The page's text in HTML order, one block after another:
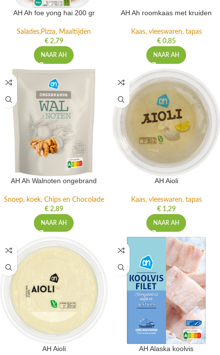
AH Ah foe yong hai 200 gr
Salades,Pizza, Maaltijden
€2,79
NAAR AH
AH Ah roomkaas met kruiden
Kaas, vleeswaren, tapas
€0,85
NAAR AH
AH Ah Walnoten ongebrand
Snoep, koek, Chips en Chocolade
€2,89
NAAR AH
AH Aioli
Kaas, vleeswaren, tapas
€1,29
NAAR AH
AH Aioli AH Alaska koolvis